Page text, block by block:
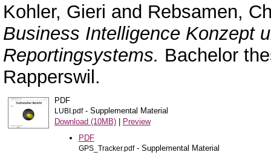
Kohler, Gieri and Rebsamen,
Business Intelligence Konzept
Reportingsystems. Bachelor
Rapperswil.
PDF
LUBI.pdf- Supplemental Material
Download (10MB)| Preview
PDF
GPS_Tracker.pdf- Supplemental Material